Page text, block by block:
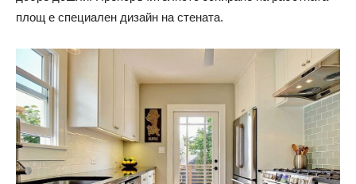
площ е специален дизайн на стената.